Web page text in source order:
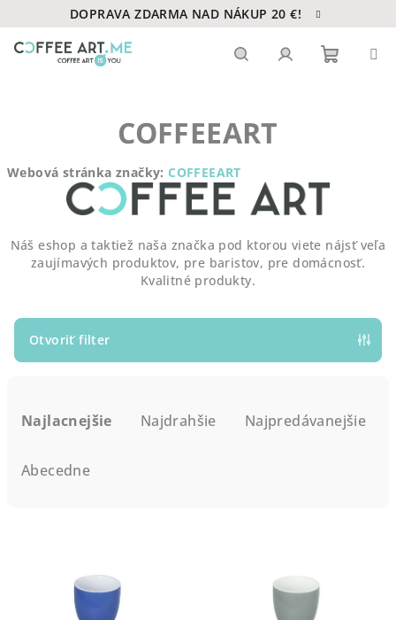
na
obsah
DOPRAVA ZDARMA NAD NÁKUP 20 €!
COFFEEART
Webová stránka značky: COFFEEART
Náš eshop a taktiež naša značka pod ktorou viete nájsť veľa
zaujímavých produktov, pre baristov, pre domácnosť.
Kvalitné produkty.
Otvoriť filter
Najlacnejšie Najdrahšie Najpredávanejšie
Abecedne